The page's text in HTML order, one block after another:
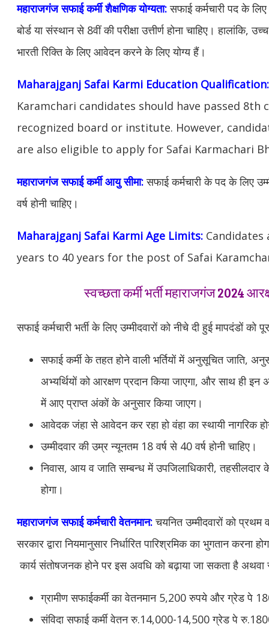
महाराजगंजसफाई कर्मीशैक्षणिक योग्यता:सफाई कर्मचारी पद के लिए
बोर्ड या संस्थान से 8वीं की परीक्षा उत्तीर्ण होना चाहिए। हालांकि,
भारती रिक्ति के लिए आवेदन करने के लिए योग्य हैं।
Maharajganj Safai Karmi Education Qualification:
Karamchari candidates should have passed 8th
recognized board or institute. However,
are also eligible to apply for Safai Karmachari
महाराजगंजसफाई कर्मी आयु सीमा:सफाई कर्मचारी के पद के लिए
वर्ष होनी चाहिए।
Maharajganj Safai Karmi Age Limits: Candidates
years to 40 years for the post of Safai
स्वच्छता कर्मी भर्ती महाराजगंज 2024
सफाई कर्मचारी भर्ती के लिए उम्मीदवारों को नीचे दी हुई मापदंडों को
सफाई कर्मी के तहत होने वाली भर्तियों में अनुसूचित जाति,
अभ्यर्थियों को आरक्षण प्रदान किया जाएगा, और साथ ही इन
में आए प्राप्त अंकों के अनुसार किया जाएग।
आवेदक जंहा से आवेदन कर रहा हो वंहा का स्थायी नागरिक
उम्मीदवार की उम्र न्यूनतम 18 वर्ष से 40 वर्ष होनी चाहिए।
निवास, आय व जाति सम्बन्ध में उपजिलाधिकारी, तहसीलदार
होगा।
महाराजगंजसफाई कर्मचारी वेतनमान:चयनित उम्मीदवारों को प्रथम
सरकार द्वारा नियमानुसार निर्धारित पारिश्रमिक का भुगतान करना
कार्य संतोषजनक होने पर इस अवधि को बढ़ाया जा सकता है
ग्रामीण सफाईकर्मी का वेतनमान 5,200 रुपये और ग्रेड पे
संविदा सफाई कर्मी वेतन रु.14,000-14,500 ग्रेड पे